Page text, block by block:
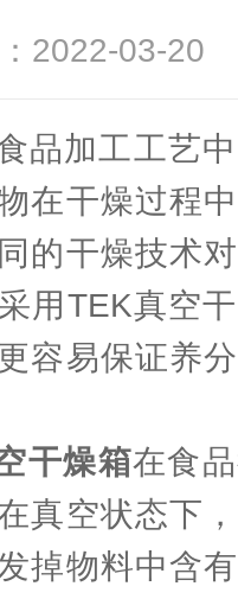
：2022-03-
加工工艺中
在干燥过程
的干燥技术
用TEK真空
容易保证养
干燥箱在食
真空状态下
掉物料中含